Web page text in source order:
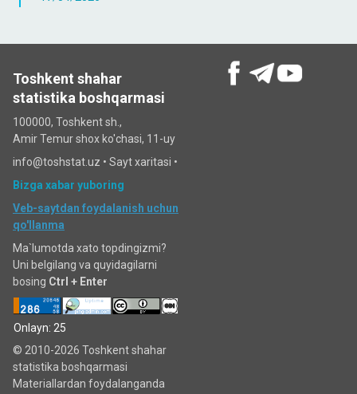
Toshkent shahar
statistika boshqarmasi
100000, Toshkent sh.,
Amir Temur shox ko'chasi, 11-uy
info@toshstat.uz • Sayt xaritasi •
Bizga xabar yuboring
Veb-saytdan foydalanish uchun
qo'llanma
Ma`lumotda xato topdingizmi?
Uni belgilang va quyidagilarni
bosing Ctrl + Enter
Onlayn: 25
© 2010-2026 Toshkent shahar
statistika boshqarmasi
Materiallardan foydalanganda